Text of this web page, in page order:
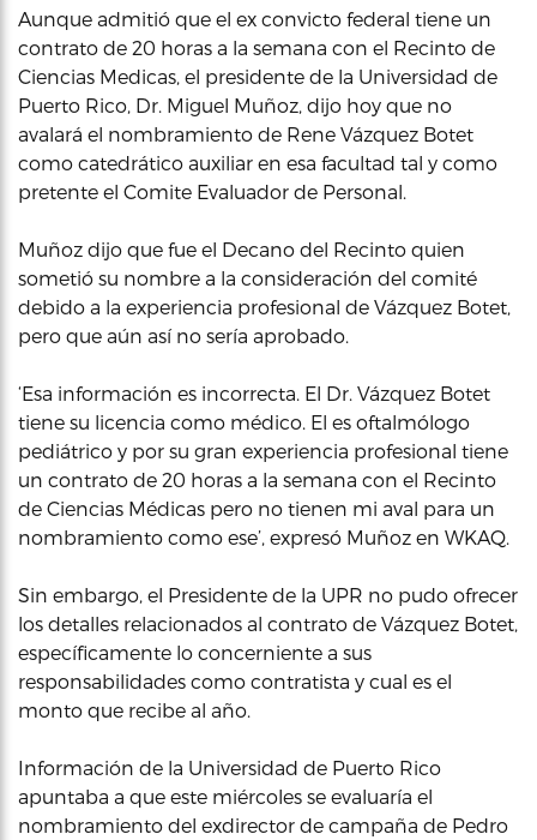
Aunque admitió que el ex convicto federal tiene un
contrato de 20 horas a la semana con el Recinto de
Ciencias Medicas, el presidente de la Universidad de
Puerto Rico, Dr. Miguel Muñoz, dijo hoy que no
avalará el nombramiento de Rene Vázquez Botet
como catedrático auxiliar en esa facultad tal y como
pretente el Comite Evaluador de Personal.
Muñoz dijo que fue el Decano del Recinto quien
sometió su nombre a la consideración del comité
debido a la experiencia profesional de Vázquez Botet,
pero que aún así no sería aprobado.
‘Esa información es incorrecta. El Dr. Vázquez Botet
tiene su licencia como médico. El es oftalmólogo
pediátrico y por su gran experiencia profesional tiene
un contrato de 20 horas a la semana con el Recinto
de Ciencias Médicas pero no tienen mi aval para un
nombramiento como ese’, expresó Muñoz en WKAQ.
Sin embargo, el Presidente de la UPR no pudo ofrecer
los detalles relacionados al contrato de Vázquez Botet,
específicamente lo concerniente a sus
responsabilidades como contratista y cual es el
monto que recibe al año.
Información de la Universidad de Puerto Rico
apuntaba a que este miércoles se evaluaría el
nombramiento del exdirector de campaña de Pedro